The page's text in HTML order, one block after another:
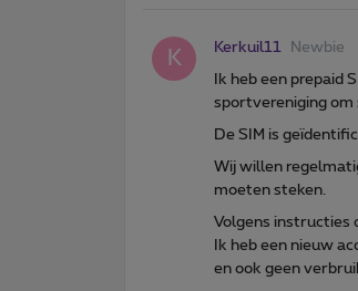
K Kerkuil11 Newbie
Ik heb een prepaid
sportvereniging om
De SIM is
Wij willen
moeten steken.
Volgens instructies
Ik heb een nieuw
en ook geen